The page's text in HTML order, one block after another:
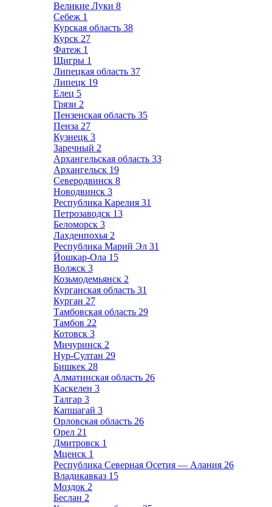
Великие Луки 8
Себеж 1
Курская область 38
Курск 27
Фатеж 1
Щигры 1
Липецкая область 37
Липецк 19
Елец 5
Грязи 2
Пензенская область 35
Пенза 27
Кузнецк 3
Заречный 2
Архангельская область 33
Архангельск 19
Северодвинск 8
Новодвинск 3
Республика Карелия 31
Петрозаводск 13
Беломорск 3
Лахденпохья 2
Республика Марий Эл 31
Йошкар-Ола 15
Волжск 3
Козьмодемьянск 2
Курганская область 31
Курган 27
Тамбовская область 29
Тамбов 22
Котовск 3
Мичуринск 2
Нур-Султан 29
Бишкек 28
Алматинская область 26
Каскелен 3
Талгар 3
Капшагай 3
Орловская область 26
Орел 21
Дмитровск 1
Мценск 1
Республика Северная Осетия — Алания 26
Владикавказ 15
Моздок 2
Беслан 2